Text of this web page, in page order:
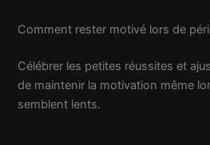
Comment rester motivé lors de
Célébrer les petites réussites et
de maintenir la motivation même
semblent lents.